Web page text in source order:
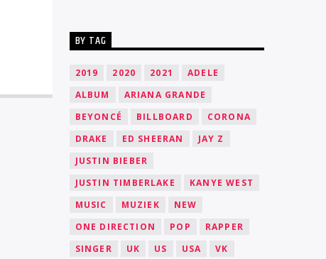
BY TAG
2019 2020 2021
ADELE
ALBUM
ARIANA GRANDE
BEYONCÉ
BILLBOARD
CORONA
DRAKE
ED SHEERAN
JAY Z
JUSTIN BIEBER
JUSTIN TIMBERLAKE
KANYE WEST
MUSIC
MUZIEK
NEW
ONE DIRECTION
POP
RAPPER
SINGER
UK US USA VK